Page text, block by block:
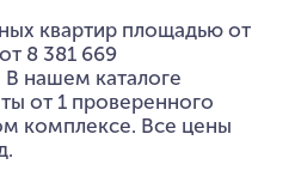
квартир площадью от
8 381 669
В нашем каталоге
от 1 проверенного
комплексе. Все цены